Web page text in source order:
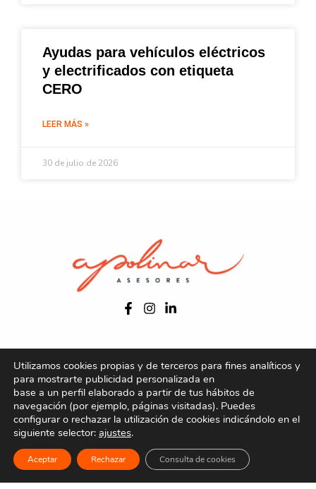
Ayudas para vehículos eléctricos
y electrificados con etiqueta
CERO
LEER MÁS »
30 de julio de 2026
Aviso legal
Política de privacidad
Política de cookies
Copyright © 2026 Apolinar Asesores
Utilizamos cookies propias y de terceros para fines analíticos y
para mostrarte publicidad personalizada en
base a un perfil elaborado a partir de tus hábitos de
navegación (por ejemplo, páginas visitadas). Puedes
configurar o rechazar la utilización de cookies indicándolo en el
siguiente selector: ajustes.
Aceptar Rechazar Consulta de cookies